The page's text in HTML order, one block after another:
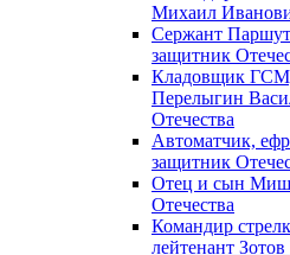
Михаил
Сержант
защитник
Кладовщик
Перелыгин
Отечества
Автоматчик,
защитник
Отец и сын
Отечества
Командир
лейтенант